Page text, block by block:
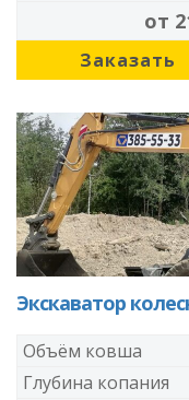
от
Заказать
Экскаватор
Объём ковша
Глубина копания